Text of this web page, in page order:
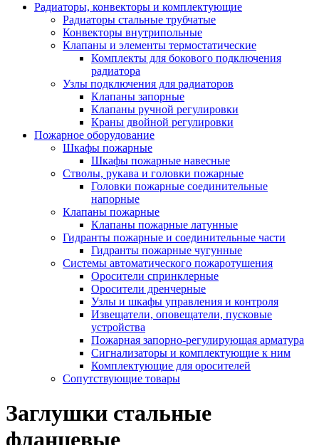
Радиаторы, конвекторы и комплектующие
Радиаторы стальные трубчатые
Конвекторы внутрипольные
Клапаны и элементы термостатические
Комплекты для бокового подключения
радиатора
Узлы подключения для радиаторов
Клапаны запорные
Клапаны ручной регулировки
Краны двойной регулировки
Пожарное оборудование
Шкафы пожарные
Шкафы пожарные навесные
Стволы, рукава и головки пожарные
Головки пожарные соединительные
напорные
Клапаны пожарные
Клапаны пожарные латунные
Гидранты пожарные и соединительные части
Гидранты пожарные чугунные
Системы автоматического пожаротушения
Оросители спринклерные
Оросители дренчерные
Узлы и шкафы управления и контроля
Извещатели, оповещатели, пусковые
устройства
Пожарная запорно-регулирующая арматура
Сигнализаторы и комплектующие к ним
Комплектующие для оросителей
Сопутствующие товары
Заглушки стальные
фланцевые